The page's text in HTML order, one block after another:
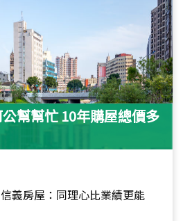
幫幫忙 10年購屋總價多
義房屋：同理心比業績更能